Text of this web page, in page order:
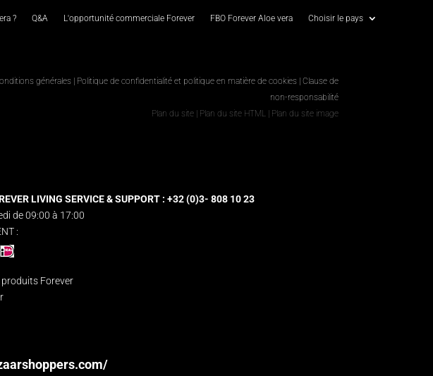
? Q&A L'opportunité commerciale Forever FBO Forever Aloe vera Choisir le pays
générales| Politique de confidentialité et politique en matière de cookies Clause de
non-responsabilité
Plan du site| Plan du site HTML| Plan du site image
LIVING SERVICE & SUPPORT : +32 (0)3- 808 10 23
de 09:00 à 17:00
:
Forever